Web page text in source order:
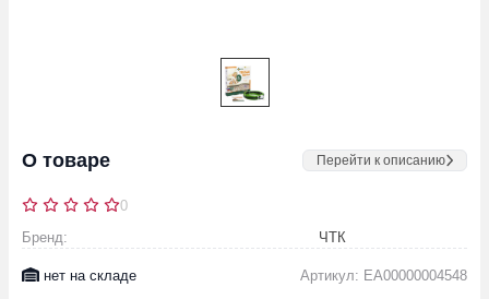
О товаре Перейти к описанию
0
Бренд:
ЧТК
нет на складе Артикул: EA00000004548